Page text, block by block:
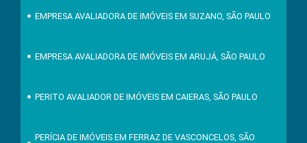
EMPRESA AVALIADORA DE IMÓVEIS EM SUZANO, SÃO PAULO
EMPRESA AVALIADORA DE IMÓVEIS EM ARUJÁ, SÃO PAULO
PERITO AVALIADOR DE IMÓVEIS EM CAIERAS, SÃO PAULO
PERÍCIA DE IMÓVEIS EM FERRAZ DE VASCONCELOS, SÃO